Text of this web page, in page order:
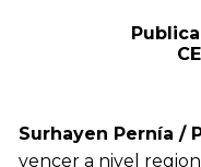
Surhayen Pernía /
vencer a nivel